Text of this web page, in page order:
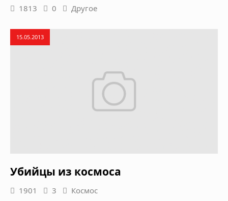
1813 0 Другое
15.05.2013
Убийцы из космоса
1901 3 Космос